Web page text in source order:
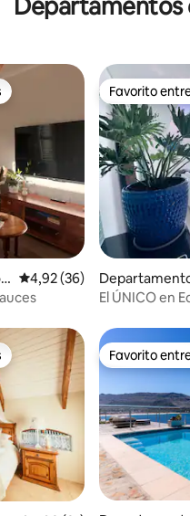
Departamentos
más destacados
r Calificación promedio:
4,92 (36)
Favorito
Favorito
residencial en
El ÚNICO en
más destacadosFavorito
Favorito